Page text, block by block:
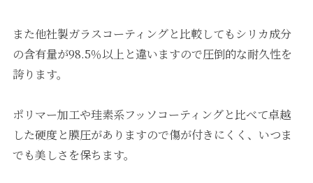
また他社製ガラスコーティングと比較してもシリカ成分
の含有量が98.5％以上と違いますので圧倒的な耐久性を
誇ります。
ポリマー加工や珪素系フッソコーティングと比べて卓越
した硬度と膜圧がありますので傷が付きにくく、いつま
でも美しさを保ちます。